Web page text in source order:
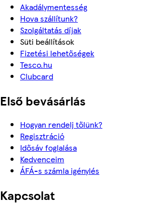
Akadálymentesség
Hova szállítunk?
Szolgáltatás díjak
Süti beállítások
Fizetési lehetőségek
Tesco.hu
Clubcard
Első bevásárlás
Hogyan rendelj tőlünk?
Regisztráció
Idősáv foglalása
Kedvenceim
ÁFÁ-s számla igénylés
Kapcsolat